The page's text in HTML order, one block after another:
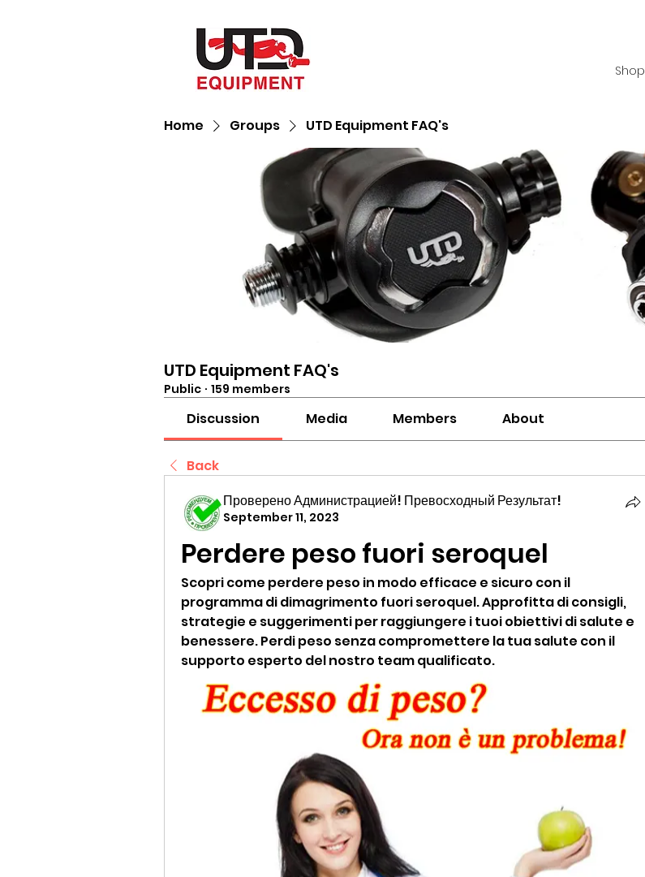
Shop
Home Groups UTD Equipment FAQ's
UTD Equipment FAQ's
Public · 159 members
Discussion Media Members About
Back
Проверено Администрацией! Превосходный Результат!
September 11, 2023
Perdere peso fuori seroquel
Scopri come perdere peso in modo efficace e sicuro con il
programma di dimagrimento fuori seroquel. Approfitta di consigli,
strategie e suggerimenti per raggiungere i tuoi obiettivi di salute e
benessere. Perdi peso senza compromettere la tua salute con il
supporto esperto del nostro team qualificato.